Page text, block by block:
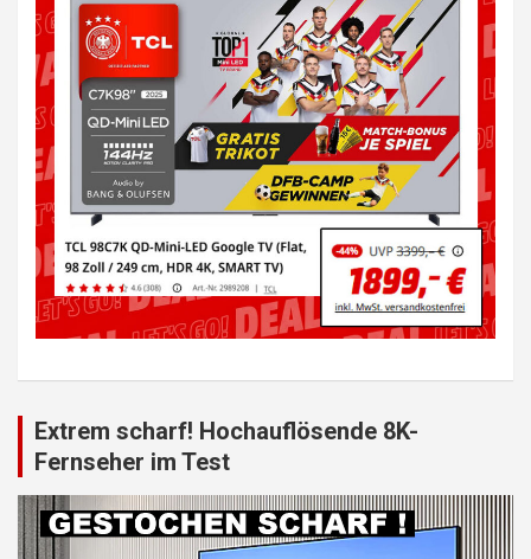
Extrem scharf! Hochauflösende 8K-
Fernseher im Test